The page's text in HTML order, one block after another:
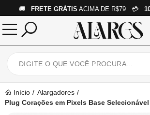
🚚 FRETE GRÁTIS ACIMA DE R$79 💳
Início
Alargadores
Plug Corações em Pixels Base Selecionável